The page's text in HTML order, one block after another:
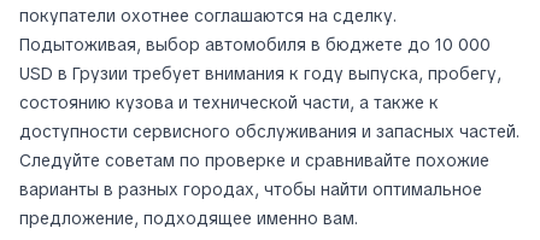
покупатели охотнее соглашаются на сделку.
Подытоживая, выбор автомобиля в бюджете до 10 000
USD в Грузии требует внимания к году выпуска, пробегу,
состоянию кузова и технической части, а также к
доступности сервисного обслуживания и запасных частей.
Следуйте советам по проверке и сравнивайте похожие
варианты в разных городах, чтобы найти оптимальное
предложение, подходящее именно вам.